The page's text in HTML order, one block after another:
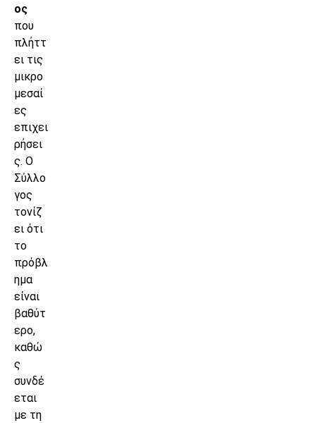
ος
που
πλήττ
ει τις
μικρο
μεσαί
ες
επιχει
ρήσει
ς. Ο
Σύλλο
γος
τονίζ
ει ότι
το
πρόβλ
ημα
είναι
βαθύτ
ερο,
καθώ
ς
συνδέ
εται
με τη